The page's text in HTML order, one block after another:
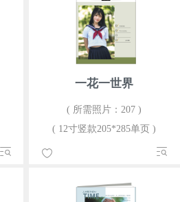
一花一世界
( 所需照片：207 )
( 12寸竖款205*285单页 )